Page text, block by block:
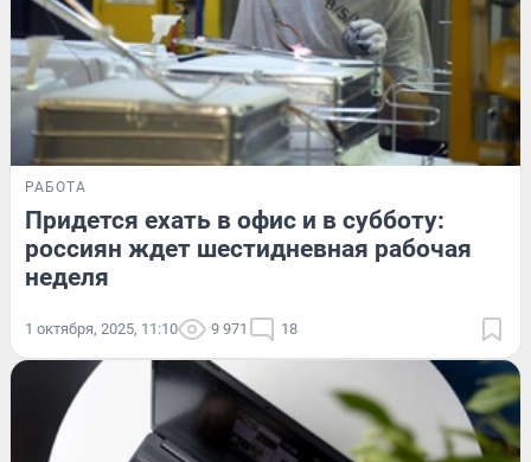
РАБОТА
Придется ехать в офис и в субботу:
россиян ждет шестидневная рабочая
неделя
1 октября, 2025, 11:10 9 971 18